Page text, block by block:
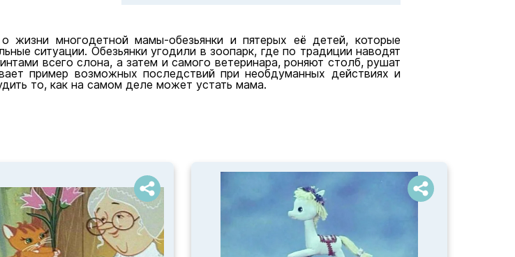
жизни многодетной мамы-обезьянки и пятерых её детей, которые
ситуации. Обезьянки угодили в зоопарк, где по традиции наводят
всего слона, а затем и самого ветеринара, роняют столб, рушат
пример возможных последствий при необдуманных действиях и
то, как на самом деле может устать мама.